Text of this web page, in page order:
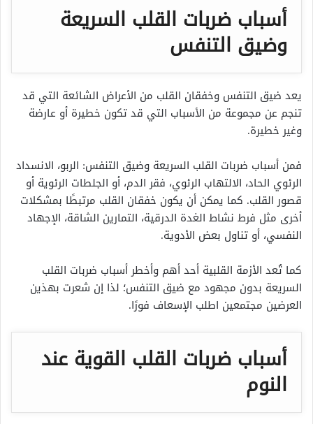
أسباب ضربات القلب السريعة
وضيق التنفس
يعد ضيق التنفس وخفقان القلب من الأعراض الشائعة التي قد
تنجم عن مجموعة من الأسباب التي قد تكون خطيرة أو عارضة
وغير خطيرة.
فمن أسباب ضربات القلب السريعة وضيق التنفس: الربو، الانسداد
الرئوي الحاد، الالتهاب الرئوي، فقر الدم، أو الجلطات الرئوية أو
قصور القلب. كما يمكن أن يكون خفقان القلب مرتبطًا بمشكلات
أخرى مثل فرط نشاط الغدة الدرقية، التمارين الشاقة، الإجهاد
النفسي، أو تناول بعض الأدوية.
كما تُعد الأزمة القلبية أحد أهم وأخطرأسباب ضربات القلب
السريعة بدون مجهود مع ضيق التنفس؛ لذا إن شعرت بهذين
العرضين مجتمعين اطلب الإسعاف فورًا.
أسباب ضربات القلب القوية عند
النوم